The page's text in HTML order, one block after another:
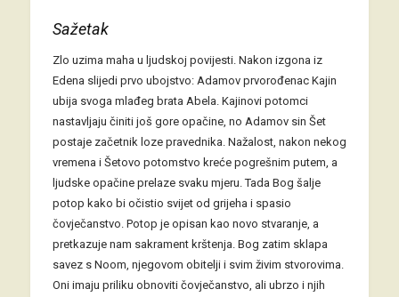
Sažetak
Zlo uzima maha u ljudskoj povijesti. Nakon izgona iz
Edena slijedi prvo ubojstvo: Adamov prvorođenac Kajin
ubija svoga mlađeg brata Abela. Kajinovi potomci
nastavljaju činiti još gore opačine, no Adamov sin Šet
postaje začetnik loze pravednika. Nažalost, nakon nekog
vremena i Šetovo potomstvo kreće pogrešnim putem, a
ljudske opačine prelaze svaku mjeru. Tada Bog šalje
potop kako bi očistio svijet od grijeha i spasio
čovječanstvo. Potop je opisan kao novo stvaranje, a
pretkazuje nam sakrament krštenja. Bog zatim sklapa
savez s Noom, njegovom obitelji i svim živim stvorovima.
Oni imaju priliku obnoviti čovječanstvo, ali ubrzo i njih